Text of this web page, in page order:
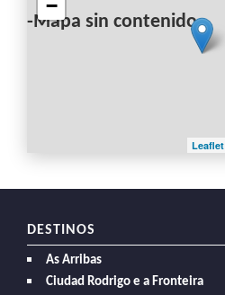
-Mapa sin contenido-
−
Leaflet
DESTINOS
As Arribas
Ciudad Rodrigo e a Fronteira